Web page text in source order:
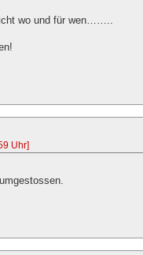
wo und für wen……..
Uhr]